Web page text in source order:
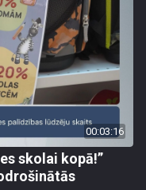
00:03:16
skolai kopā!”